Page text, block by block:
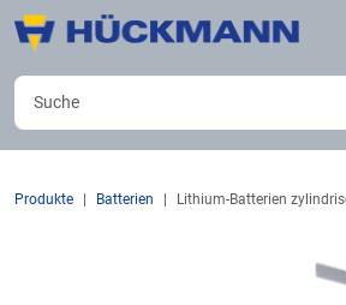
Produkte Batterien Lithium-Batterien